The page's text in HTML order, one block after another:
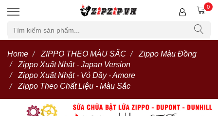
0
Home ZIPPO THEO MÀU SẮC
Zippo Màu Đồng
Zippo Xuất Nhật - Japan Version
Zippo Xuất Nhật - Vỏ Dầy - Amore
Zippo Theo Chất Liệu - Màu Sắc